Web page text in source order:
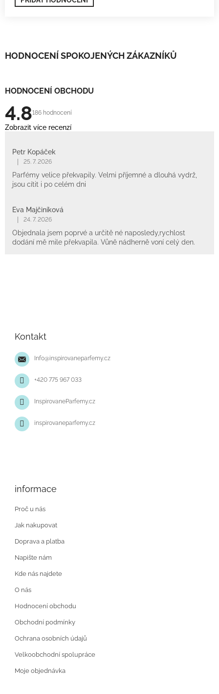
HODNOCENÍ SPOKOJENÝCH ZÁKAZNÍKŮ
HODNOCENÍ OBCHODU
4.8186 hodnocení
Zobrazit více recenzí
Petr Kopáček
25. 7. 2026
Parfémy velice překvapily. Velmi příjemné a dlouhá vydrž,
jsou cítit i po celém dni
Eva Majčiníková
24. 7. 2026
Objednala jsem poprvé a určitě né naposledy,rychlost
dodání mě mile překvapila. Vůně nádherně voní celý den.
Kontakt
Info@inspirovaneparfemy.cz
+420 775 967 033
InspirovaneParfemy.cz
inspirovaneparfemy.cz
informace
Proč u nás
Jak nakupovat
Doprava a platba
Napište nám
Kde nás najdete
O nás
Hodnocení obchodu
Obchodní podmínky
Ochrana osobních údajů
Velkoobchodní spolupráce
Moje objednávka